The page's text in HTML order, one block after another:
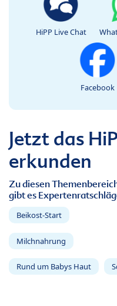
HiPP Live Chat
Facebook
Jetzt das
erkunden
Zu diesen
gibt es
Beikost-Start
Milchnahrung
Rund um Babys Haut